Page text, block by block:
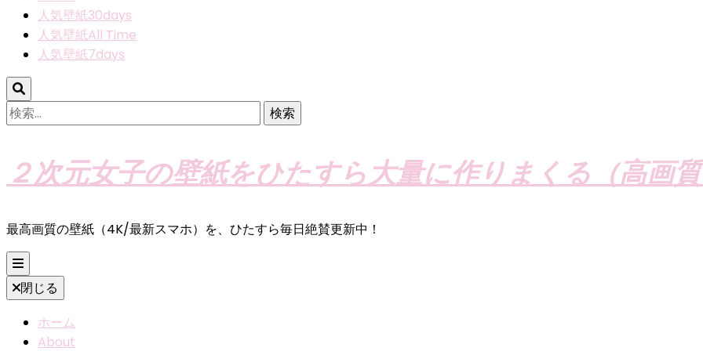
人気壁紙30days
人気壁紙All Time
人気壁紙7days
検
索:
２次元女子の壁紙をひたすら大量に作りまくる（高画
最高画質の壁紙（4K/最新スマホ）を、ひたすら毎日絶賛更新中！
閉じる
ホーム
About